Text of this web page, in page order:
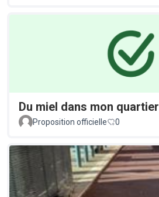
Du miel dans mon quartier
Proposition officielle
0